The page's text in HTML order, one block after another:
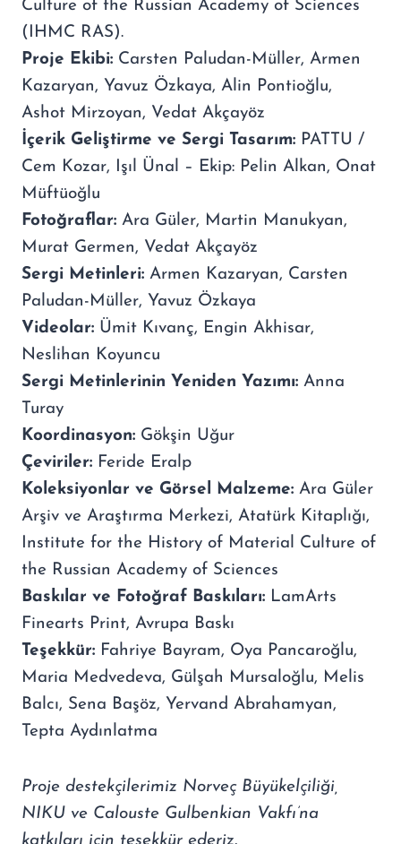
Culture of the Russian Academy of Sciences
(IHMC RAS).
Proje Ekibi: Carsten Paludan-Müller, Armen
Kazaryan, Yavuz Özkaya, Alin Pontioğlu,
Ashot Mirzoyan, Vedat Akçayöz
İçerik Geliştirme ve Sergi Tasarım: PATTU /
Cem Kozar, Işıl Ünal – Ekip: Pelin Alkan, Onat
Müftüoğlu
Fotoğraflar: Ara Güler, Martin Manukyan,
Murat Germen, Vedat Akçayöz
Sergi Metinleri: Armen Kazaryan, Carsten
Paludan-Müller, Yavuz Özkaya
Videolar: Ümit Kıvanç, Engin Akhisar,
Neslihan Koyuncu
Sergi Metinlerinin Yeniden Yazımı: Anna
Turay
Koordinasyon: Gökşin Uğur
Çeviriler: Feride Eralp
Koleksiyonlar ve Görsel Malzeme: Ara Güler
Arşiv ve Araştırma Merkezi, Atatürk Kitaplığı,
Institute for the History of Material Culture of
the Russian Academy of Sciences
Baskılar ve Fotoğraf Baskıları: LamArts
Finearts Print, Avrupa Baskı
Teşekkür: Fahriye Bayram, Oya Pancaroğlu,
Maria Medvedeva, Gülşah Mursaloğlu, Melis
Balcı, Sena Başöz, Yervand Abrahamyan,
Tepta Aydınlatma
Proje destekçilerimiz Norveç Büyükelçiliği,
NIKU ve Calouste Gulbenkian Vakfı’na
katkıları için teşekkür ederiz.